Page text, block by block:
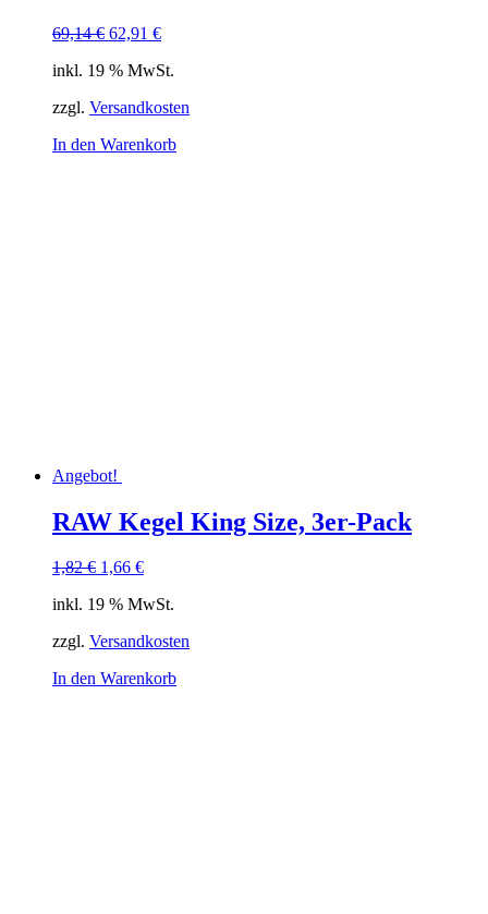
69,14€ Ursprünglicher
war:
62,91 €Aktueller
ist:
inkl. 19 % MwSt.
zzgl. Versandkosten
In den Warenkorb
Angebot!
RAW Kegel King Size, 3er-Pack
1,82€ Ursprünglicher
war:
1,66 €Aktueller
ist:
inkl. 19 % MwSt.
zzgl. Versandkosten
In den Warenkorb